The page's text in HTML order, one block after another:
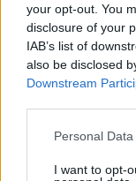
your opt-out. You
disclosure of your
IAB’s list of
also be disclosed
Downstream
Please note that
not limited to your
Personal
I want to opt-